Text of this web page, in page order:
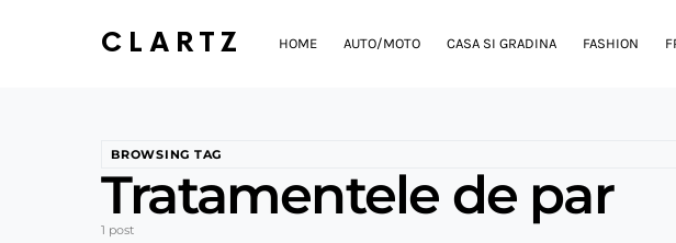
CLARTZ HOME AUTO/MOTO CASA SI GRADINA FASHION
BROWSING TAG
Tratamentele de par
1 post